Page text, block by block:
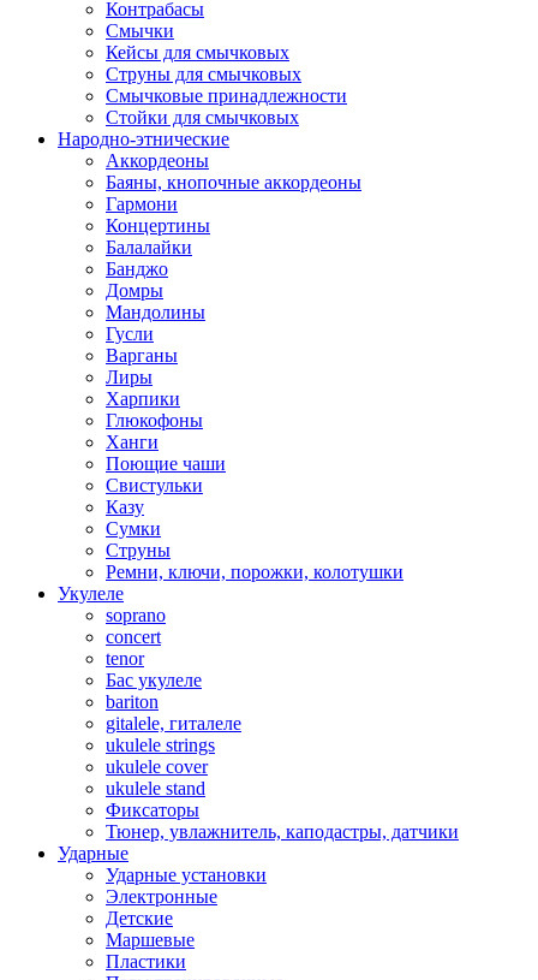
Контрабасы
Смычки
Кейсы для смычковых
Струны для смычковых
Смычковые принадлежности
Стойки для смычковых
Народно-этнические
Аккордеоны
Баяны, кнопочные аккордеоны
Гармони
Концертины
Балалайки
Банджо
Домры
Мандолины
Гусли
Варганы
Лиры
Харпики
Глюкофоны
Ханги
Поющие чаши
Свистульки
Казу
Сумки
Струны
Ремни, ключи, порожки, колотушки
Укулеле
soprano
concert
tenor
Бас укулеле
bariton
gitalele, гиталеле
ukulele strings
ukulele cover
ukulele stand
Фиксаторы
Тюнер, увлажнитель, каподастры, датчики
Ударные
Ударные установки
Электронные
Детские
Маршевые
Пластики